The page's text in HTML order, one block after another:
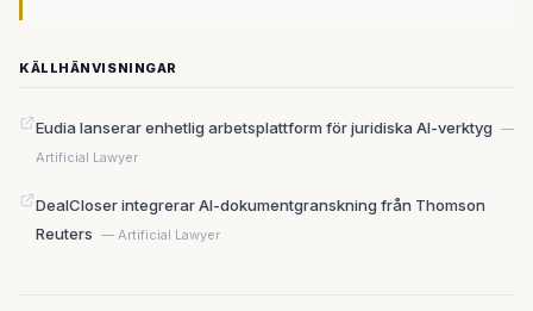
KÄLLHÄNVISNINGAR
Eudia lanserar enhetlig arbetsplattform för juridiska AI-verktyg —
Artificial Lawyer
DealCloser integrerar AI-dokumentgranskning från Thomson
Reuters — Artificial Lawyer